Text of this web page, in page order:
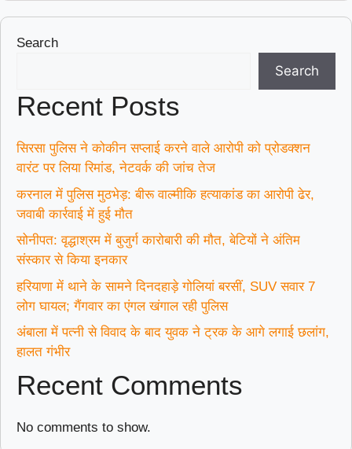
Search
Search
Recent Posts
सिरसा पुलिस ने कोकीन सप्लाई करने वाले आरोपी को प्रोडक्शन
वारंट पर लिया रिमांड, नेटवर्क की जांच तेज
करनाल में पुलिस मुठभेड़: बीरू वाल्मीकि हत्याकांड का आरोपी ढेर,
जवाबी कार्रवाई में हुई मौत
सोनीपत: वृद्धाश्रम में बुजुर्ग कारोबारी की मौत, बेटियों ने अंतिम
संस्कार से किया इनकार
हरियाणा में थाने के सामने दिनदहाड़े गोलियां बरसीं, SUV सवार 7
लोग घायल; गैंगवार का एंगल खंगाल रही पुलिस
अंबाला में पत्नी से विवाद के बाद युवक ने ट्रक के आगे लगाई छलांग,
हालत गंभीर
Recent Comments
No comments to show.